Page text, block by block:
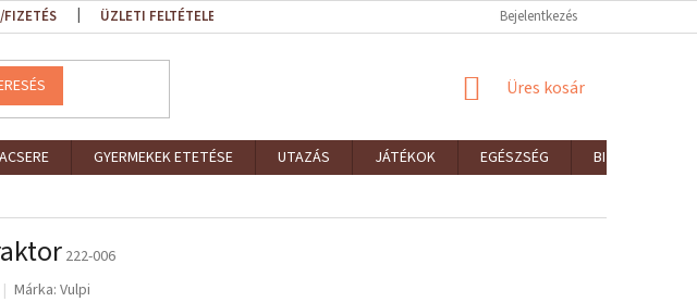
FIZETÉS ÜZLETI FELTÉTELEK (ÁSZF) REKLAMÁCIÓK ÉS VISSZAKÜLDÉSEKBejelentkezés
KOSÁR
Üres kosár
GYERMEKEK ETETÉSE UTAZÁS JÁTÉKOK EGÉSZSÉG
BIZTONSÁG
222-006
Márka:Vulpi